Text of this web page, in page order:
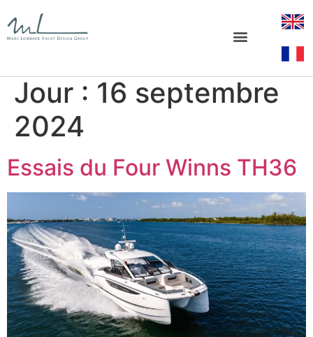
Jour : 16 septembre
2024
Essais du Four Winns TH36